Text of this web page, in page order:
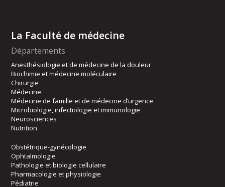
La Faculté de médecine
Départements
Anesthésiologie et de médecine de la douleur
Biochimie et médecine moléculaire
Chirurgie
Médecine
Médecine de famille et de médecine d’urgence
Microbiologie, infectiologie et immunologie
Neurosciences
Nutrition
Obstétrique-gynécologie
Ophtalmologie
Pathologie et biologie cellulaire
Pharmacologie et physiologie
Pédiatrie